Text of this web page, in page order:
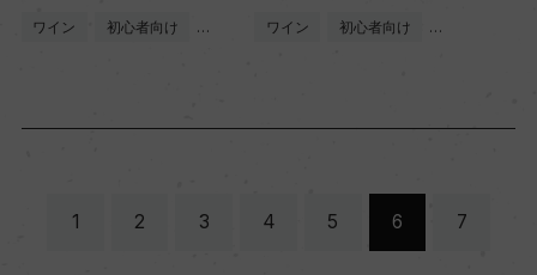
ワイン 初心者向け … ワイン 初心者向け …
1 2 3 4 5 6 7